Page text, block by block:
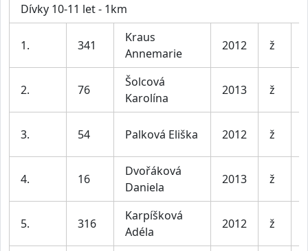
Dívky 10-11 let - 1km
1. 341
Kraus
Annemarie
2012 ž
2. 76
Šolcová
Karolína
2013 ž
3. 54 Palková Eliška 2012 ž
4. 16
Dvořáková
Daniela
2013 ž
5. 316
Karpíšková
Adéla
2012 ž